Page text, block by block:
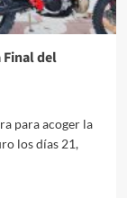
del
para acoger la
los días 21,